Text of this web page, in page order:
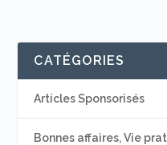
CATÉGORIES
Articles Sponsorisés
Bonnes affaires, Vie